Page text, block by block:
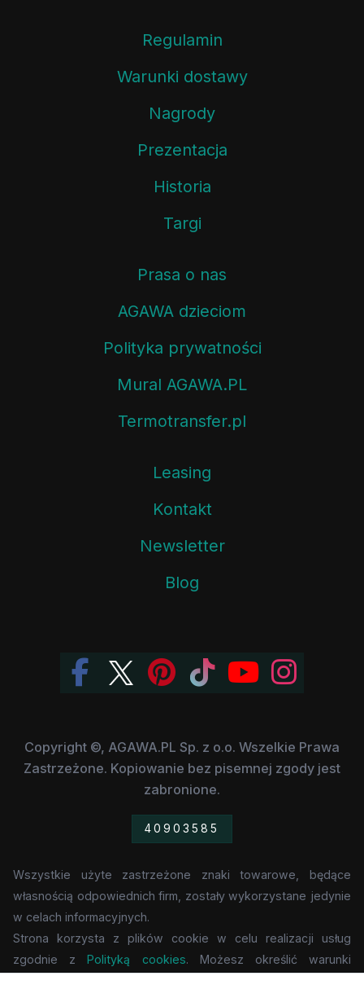
Regulamin
Warunki dostawy
Nagrody
Prezentacja
Historia
Targi
Prasa o nas
AGAWA dzieciom
Polityka prywatności
Mural AGAWA.PL
Termotransfer.pl
Leasing
Kontakt
Newsletter
Blog
Copyright ©, AGAWA.PL Sp. z o.o. Wszelkie Prawa
Zastrzeżone. Kopiowanie bez pisemnej zgody jest
zabronione.
40903585
Wszystkie użyte zastrzeżone znaki towarowe, będące
własnością odpowiednich firm, zostały wykorzystane jedynie
w celach informacyjnych.
Strona korzysta z plików cookie w celu realizacji usług
zgodnie zPolityką cookies. Możesz określić warunki